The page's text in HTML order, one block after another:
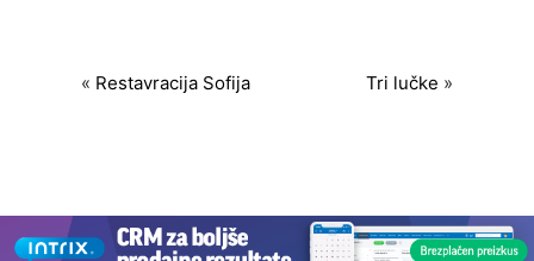
« Restavracija Sofija Tri lučke »